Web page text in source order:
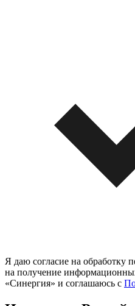
Я даю согласие на обработку
на получение
«Синергия» и соглашаюсь c